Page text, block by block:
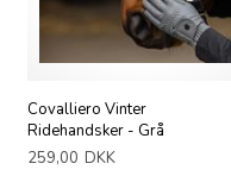
Covalliero Vinter
Ridehandsker - Grå
259,00 DKK